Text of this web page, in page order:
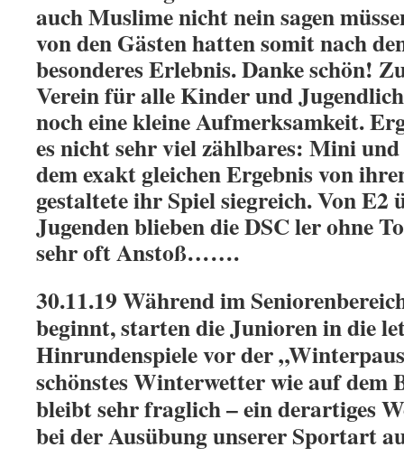
auch Muslime nicht nein sagen
von den Gästen hatten somit nach
besonderes Erlebnis. Danke schön!
Verein für alle Kinder und
noch eine kleine Aufmerksamkeit.
es nicht sehr viel zählbares: Mini
dem exakt gleichen Ergebnis von
gestaltete ihr Spiel siegreich. Von E2
Jugenden blieben die DSC ler ohne
sehr oft Anstoß…….
30.11.19 Während im
beginnt, starten die Junioren in die
Hinrundenspiele vor der
schönstes Winterwetter wie auf dem
bleibt sehr fraglich – ein derartiges
bei der Ausübung unserer Sportart